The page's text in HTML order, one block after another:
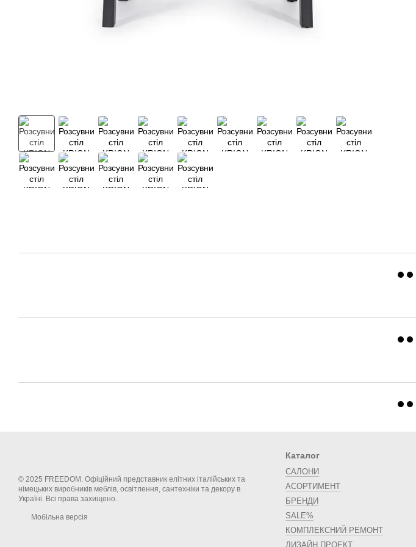
© 2025 FREEDOM. Офіційний представник елітних італійських та
німецьких виробників меблів, освітлення, сантехніки та декору в
Україні. Всі права захищено.
Мобільна версія
Каталог
САЛОНИ
АСОРТИМЕНТ
БРЕНДИ
SALE%
КОМПЛЕКСНИЙ РЕМОНТ
ДИЗАЙН ПРОЕКТ